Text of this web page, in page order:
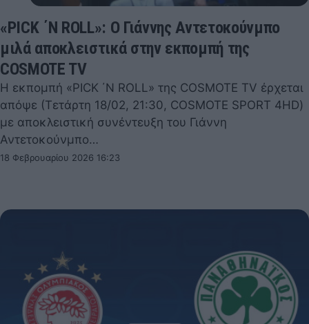
«PICK ΄N ROLL»: Ο Γιάννης Αντετοκούνμπο
μιλά αποκλειστικά στην εκπομπή της
COSMOTE TV
Η εκπομπή «PICK ΄N ROLL» της COSMOTE TV έρχεται
απόψε (Τετάρτη 18/02, 21:30, COSMOTE SPORT 4HD)
με αποκλειστική συνέντευξη του Γιάννη
Αντετοκούνμπο…
18 Φεβρουαρίου 2026 16:23